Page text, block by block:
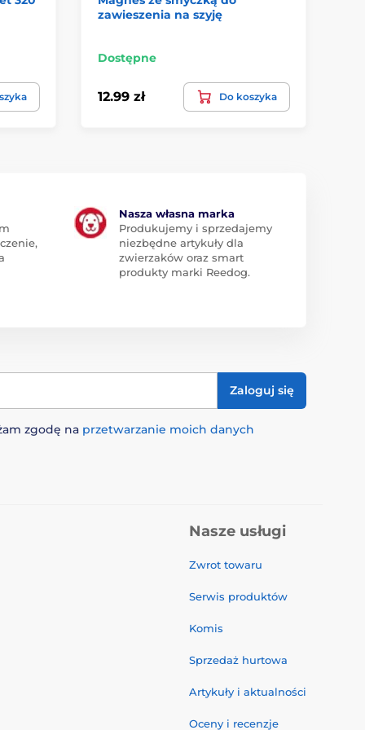
zawieszenia na szyję
Dostępne
12.99 zł Do koszyka
Nasza własna marka
Produkujemy i sprzedajemy
niezbędne artykuły dla
zwierzaków oraz smart
produkty marki Reedog.
Zaloguj się
zgodę na przetwarzanie moich danych
Nasze usługi
Zwrot towaru
Serwis produktów
Komis
Sprzedaż hurtowa
Artykuły i aktualności
Oceny i recenzje